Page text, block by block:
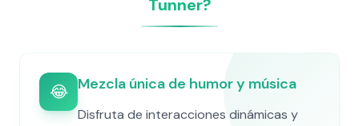
Tunner?
😂 Mezcla única de humor y música
Disfruta de interacciones dinámicas y